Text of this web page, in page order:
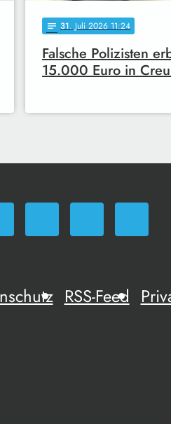
notes 31. Juli 2026 11:24
Falsche Polizisten
15.000 Euro in
RSS-Feed